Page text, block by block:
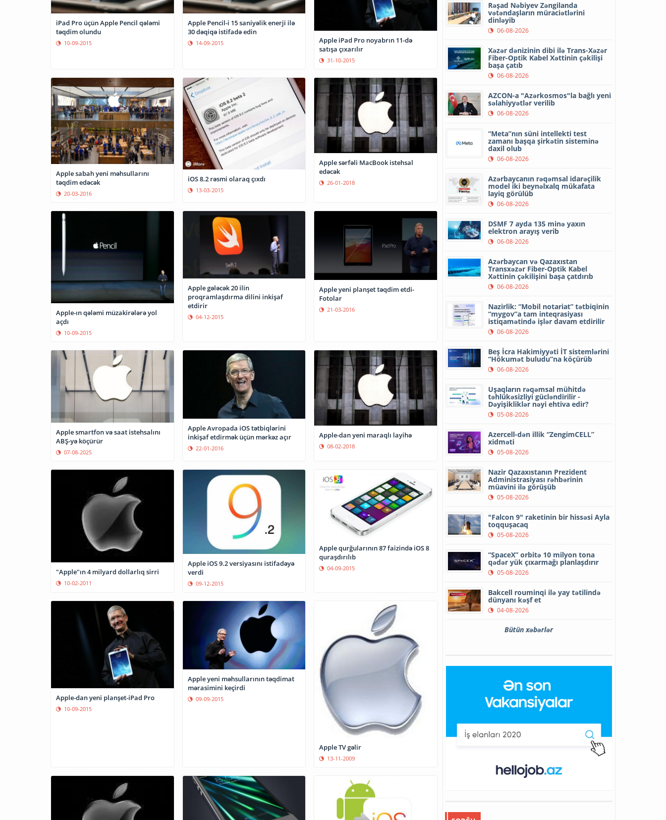
iPad Pro üçün Apple Pencil qələmi
təqdim olundu
10-09-2015
Apple Pencil-i 15 saniyəlik enerji ilə
30 dəqiqə istifadə edin
14-09-2015
Apple iPad Pro noyabrın 11-də
satışa çıxarılır
31-10-2015
Apple sabah yeni məhsullarını
təqdim edəcək
20-03-2016
iOS 8.2 rəsmi olaraq çıxdı
13-03-2015
Apple sərfəli MacBook istehsal
edəcək
26-01-2018
Apple-ın qələmi müzakirələrə yol
açdı
10-09-2015
Apple gələcək 20 ilin
proqramlaşdırma dilini inkişaf
etdirir
04-12-2015
Apple yeni planşet təqdim etdi-
Fotolar
21-03-2016
Apple smartfon və saat istehsalını
ABŞ-yə köçürür
07-08-2025
Apple Avropada iOS tətbiqlərini
inkişaf etdirmək üçün mərkəz açır
22-01-2016
Apple-dan yeni maraqlı layihə
08-02-2018
"Apple"ın 4 milyard dollarlıq sirri
10-02-2011
Apple iOS 9.2 versiyasını istifadəyə
verdi
09-12-2015
Apple qurğularının 87 faizində iOS 8
quraşdırılıb
04-09-2015
Apple-dan yeni planşet-iPad Pro
10-09-2015
Apple yeni məhsullarının təqdimat
mərasimini keçirdi
09-09-2015
Apple TV gəlir
13-11-2009
Rəşad Nəbiyev Zəngilanda
vətəndaşların müraciətlərini
dinləyib
06-08-2026
Xəzər dənizinin dibi ilə Trans-Xəzər
Fiber-Optik Kabel Xəttinin çəkilişi
başa çatıb
06-08-2026
AZCON-a "Azərkosmos"la bağlı yeni
səlahiyyətlər verilib
06-08-2026
“Meta”nın süni intellekti test
zamanı başqa şirkətin sisteminə
daxil olub
06-08-2026
Azərbaycanın rəqəmsal idarəçilik
model iki beynəlxalq mükafata
layiq görülüb
06-08-2026
DSMF 7 ayda 135 minə yaxın
elektron arayış verib
06-08-2026
Azərbaycan və Qazaxıstan
Transxəzər Fiber-Optik Kabel
Xəttinin çəkilişini başa çatdırıb
06-08-2026
Nazirlik: “Mobil notariat” tətbiqinin
“mygov”a tam inteqrasiyası
istiqamətində işlər davam etdirilir
06-08-2026
Beş İcra Hakimiyyəti İT sistemlərini
“Hökumət buludu”na köçürüb
06-08-2026
Uşaqların rəqəmsal mühitdə
təhlükəsizliyi gücləndirilir -
Dəyişikliklər nəyi ehtiva edir?
05-08-2026
Azercell-dən illik “ZengimCELL”
xidməti
05-08-2026
Nazir Qazaxıstanın Prezident
Administrasiyası rəhbərinin
müavini ilə görüşüb
05-08-2026
"Falcon 9" raketinin bir hissəsi Ayla
toqquşacaq
05-08-2026
“SpaceX” orbitə 10 milyon tona
qədər yük çıxarmağı planlaşdırır
05-08-2026
Bakcell rouminqi ilə yay tətilində
dünyanı kəşf et
04-08-2026
Bütün xəbərlər